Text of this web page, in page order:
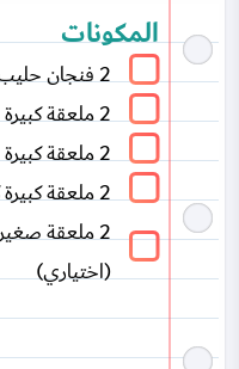
المكونات
2 فنجان حليب
2 ملعقة كبيرة سكر
2 ملعقة كبيرة بن فاتح
2 ملعقة كبيرة كاكاو
2 ملعقة
(اختياري)